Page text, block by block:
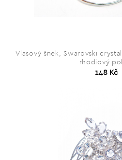
Vlasový šnek, Swarovski
rhodiový
148 Kč